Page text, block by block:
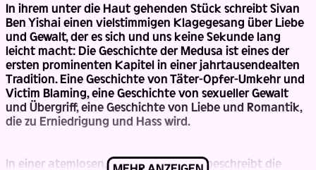
In ihrem unter die Haut gehenden Stück schreibt Sivan
Ben Yishai einen vielstimmigen Klagegesang über Liebe
und Gewalt, der es sich und uns keine Sekunde lang
leicht macht: Die Geschichte der Medusa ist eines der
ersten prominenten Kapitel in einer jahrtausendealten
Tradition. Eine Geschichte von Täter-Opfer-Umkehr und
Victim Blaming, eine Geschichte von sexueller Gewalt
und Übergriff, eine Geschichte von Liebe und Romantik,
die zu Erniedrigung und Hass wird.
In einer atemlosen, lyrischen Sprache beschreibt die